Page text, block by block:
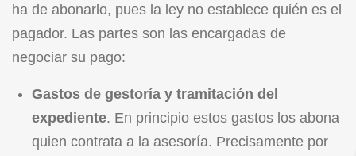
ha de abonarlo, pues la ley no establece quién es el
pagador. Las partes son las encargadas de
negociar su pago:
Gastos de gestoría y tramitación del
expediente. En principio estos gastos los abona
quien contrata a la asesoría. Precisamente por